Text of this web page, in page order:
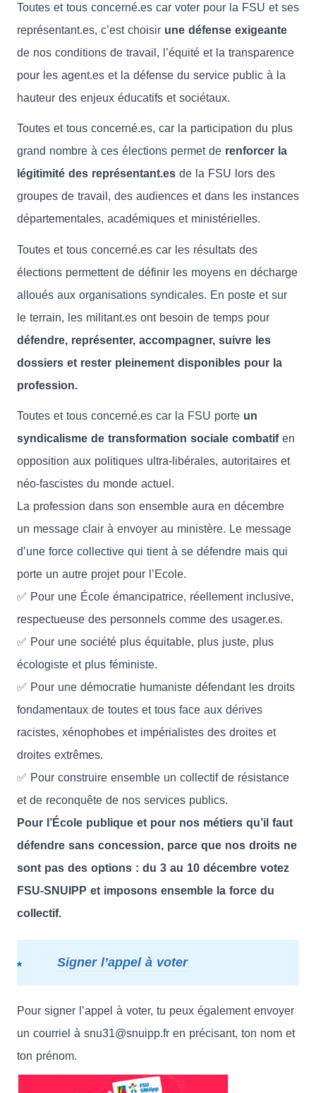
Toutes et tous concerné.es car voter pour la FSU et ses
représentant.es, c’est choisir une défense exigeante
de nos conditions de travail, l’équité et la transparence
pour les agent.es et la défense du service public à la
hauteur des enjeux éducatifs et sociétaux.
Toutes et tous concerné.es, car la participation du plus
grand nombre à ces élections permet de renforcer la
légitimité des représentant.es de la FSU lors des
groupes de travail, des audiences et dans les instances
départementales, académiques et ministérielles.
Toutes et tous concerné.es car les résultats des
élections permettent de définir les moyens en décharge
alloués aux organisations syndicales. En poste et sur
le terrain, les militant.es ont besoin de temps pour
défendre, représenter, accompagner, suivre les
dossiers et rester pleinement disponibles pour la
profession.
Toutes et tous concerné.es car la FSU porte un
syndicalisme de transformation sociale combatifen
opposition aux politiques ultra-libérales, autoritaires et
néo-fascistes du monde actuel.
La profession dans son ensemble aura en décembre
un message clair à envoyer au ministère. Le message
d’une force collective qui tient à se défendre mais qui
porte un autre projet pour l’Ecole.
✅ Pour une École émancipatrice, réellement inclusive,
respectueuse des personnels comme des usager.es.
✅ Pour une société plus équitable, plus juste, plus
écologiste et plus féministe.
✅ Pour une démocratie humaniste défendant les droits
fondamentaux de toutes et tous face aux dérives
racistes, xénophobes et impérialistes des droites et
droites extrêmes.
✅ Pour construire ensemble un collectif de résistance
et de reconquête de nos services publics.
Pour l’École publique et pour nos métiers qu’il faut
défendre sans concession, parce que nos droits ne
sont pas des options : du 3 au 10 décembre votez
FSU-SNUIPP et imposons ensemble la force du
collectif.
Signer l’appel à voter
Pour signer l’appel à voter, tu peux également envoyer
un courriel à snu31@snuipp.fr en précisant, ton nom et
ton prénom.